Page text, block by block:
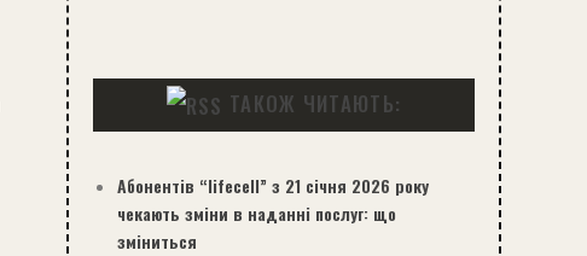
ТАКОЖ ЧИТАЮТЬ:
Абонентів “lifecell” з 21 січня 2026 року
чекають зміни в наданні послуг: що
зміниться